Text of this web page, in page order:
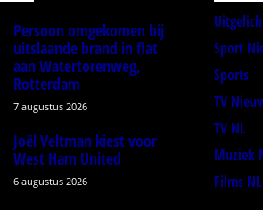
Persoon omgekomen bij
uitslaande brand in flat
aan Watertorenweg,
Rotterdam
7 augustus 2026
Joël Veltman kiest voor
West Ham United
6 augustus 2026
Sport
Sports
TV
TV NL
Muziek
Films NL